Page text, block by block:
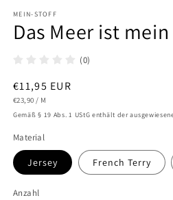
in
Modal
öffnen
MEIN-STOFF
Das Meer ist
(0)
Normaler
Preis
€11,95 EUR
STÜCKPREIS
€23,90 / PRO
M
Gemäß § 19 Abs. 1 UStG enthält der
Material
Jersey French Terry
Anzahl